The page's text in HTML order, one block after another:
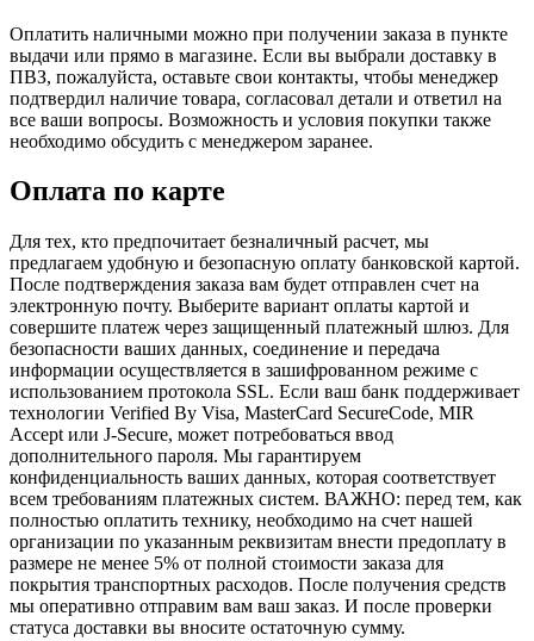
Оплатить наличными можно при получении заказа в пункте
выдачи или прямо в магазине. Если вы выбрали доставку в
ПВЗ, пожалуйста, оставьте свои контакты, чтобы менеджер
подтвердил наличие товара, согласовал детали и ответил на
все ваши вопросы. Возможность и условия покупки также
необходимо обсудить с менеджером заранее.
Оплата по карте
Для тех, кто предпочитает безналичный расчет, мы
предлагаем удобную и безопасную оплату банковской картой.
После подтверждения заказа вам будет отправлен счет на
электронную почту. Выберите вариант оплаты картой и
совершите платеж через защищенный платежный шлюз. Для
безопасности ваших данных, соединение и передача
информации осуществляется в зашифрованном режиме с
использованием протокола SSL. Если ваш банк поддерживает
технологии Verified By Visa, MasterCard SecureCode, MIR
Accept или J-Secure, может потребоваться ввод
дополнительного пароля. Мы гарантируем
конфиденциальность ваших данных, которая соответствует
всем требованиям платежных систем. ВАЖНО: перед тем, как
полностью оплатить технику, необходимо на счет нашей
организации по указанным реквизитам внести предоплату в
размере не менее 5% от полной стоимости заказа для
покрытия транспортных расходов. После получения средств
мы оперативно отправим вам ваш заказ. И после проверки
статуса доставки вы вносите остаточную сумму.